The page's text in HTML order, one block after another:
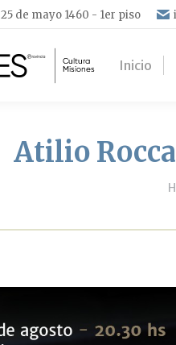
25 de mayo 1460 - 1er piso
Inicio
Atilio